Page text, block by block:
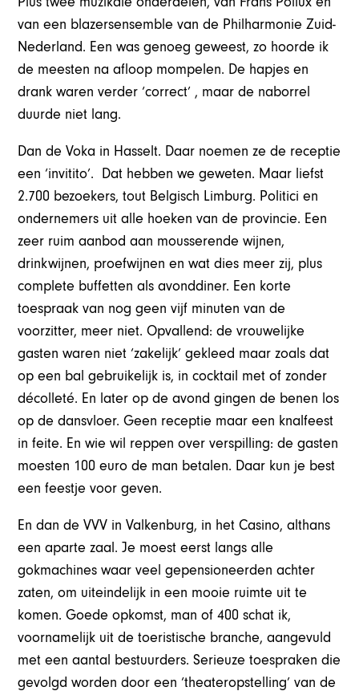
van een blazersensemble van de Philharmonie Zuid-
Nederland. Een was genoeg geweest, zo hoorde ik
de meesten na afloop mompelen. De hapjes en
drank waren verder ‘correct’ , maar de naborrel
duurde niet lang.
Dan de Voka in Hasselt. Daar noemen ze de receptie
een ‘invitito’. Dat hebben we geweten. Maar liefst
2.700 bezoekers, tout Belgisch Limburg. Politici en
ondernemers uit alle hoeken van de provincie. Een
zeer ruim aanbod aan mousserende wijnen,
drinkwijnen, proefwijnen en wat dies meer zij, plus
complete buffetten als avonddiner. Een korte
toespraak van nog geen vijf minuten van de
voorzitter, meer niet. Opvallend: de vrouwelijke
gasten waren niet ‘zakelijk’ gekleed maar zoals dat
op een bal gebruikelijk is, in cocktail met of zonder
décolleté. En later op de avond gingen de benen los
op de dansvloer. Geen receptie maar een knalfeest
in feite. En wie wil reppen over verspilling: de gasten
moesten 100 euro de man betalen. Daar kun je best
een feestje voor geven.
En dan de VVV in Valkenburg, in het Casino, althans
een aparte zaal. Je moest eerst langs alle
gokmachines waar veel gepensioneerden achter
zaten, om uiteindelijk in een mooie ruimte uit te
komen. Goede opkomst, man of 400 schat ik,
voornamelijk uit de toeristische branche, aangevuld
met een aantal bestuurders. Serieuze toespraken die
gevolgd worden door een ‘theateropstelling’ van de